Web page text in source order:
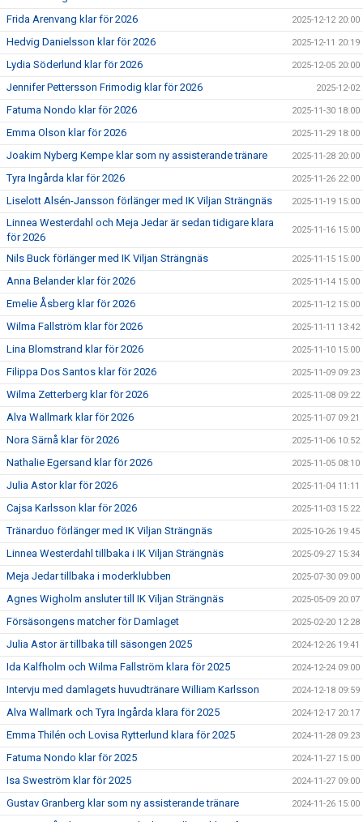
Frida Arenvang klar för 2026 2025-12-12 20:00
Hedvig Danielsson klar för 2026 2025-12-11 20:19
Lydia Söderlund klar för 2026 2025-12-05 20:00
Jennifer Pettersson Frimodig klar för 2026 2025-12-02
Fatuma Nondo klar för 2026 2025-11-30 18:00
Emma Olson klar för 2026 2025-11-29 18:00
Joakim Nyberg Kempe klar som ny assisterande tränare 2025-11-28 20:00
Tyra Ingårda klar för 2026 2025-11-26 22:00
Liselott Alsén-Jansson förlänger med IK Viljan Strängnäs 2025-11-19 15:00
Linnea Westerdahl och Meja Jedar är sedan tidigare klara
för 2026
2025-11-16 15:00
Nils Buck förlänger med IK Viljan Strängnäs 2025-11-15 15:00
Anna Belander klar för 2026 2025-11-14 15:00
Emelie Åsberg klar för 2026 2025-11-12 15:00
Wilma Fallström klar för 2026 2025-11-11 13:42
Lina Blomstrand klar för 2026 2025-11-10 15:00
Filippa Dos Santos klar för 2026 2025-11-09 09:23
Wilma Zetterberg klar för 2026 2025-11-08 09:22
Alva Wallmark klar för 2026 2025-11-07 09:21
Nora Särnå klar för 2026 2025-11-06 10:52
Nathalie Egersand klar för 2026 2025-11-05 08:10
Julia Astor klar för 2026 2025-11-04 11:11
Cajsa Karlsson klar för 2026 2025-11-03 15:22
Tränarduo förlänger med IK Viljan Strängnäs 2025-10-26 19:45
Linnea Westerdahl tillbaka i IK Viljan Strängnäs 2025-09-27 15:34
Meja Jedar tillbaka i moderklubben 2025-07-30 09:00
Agnes Wigholm ansluter till IK Viljan Strängnäs 2025-05-09 20:07
Försäsongens matcher för Damlaget 2025-02-20 12:28
Julia Astor är tillbaka till säsongen 2025 2024-12-26 19:41
Ida Kalfholm och Wilma Fallström klara för 2025 2024-12-24 09:00
Intervju med damlagets huvudtränare William Karlsson 2024-12-18 09:59
Alva Wallmark och Tyra Ingårda klara för 2025 2024-12-17 20:17
Emma Thilén och Lovisa Rytterlund klara för 2025 2024-11-28 09:23
Fatuma Nondo klar för 2025 2024-11-27 15:00
Isa Sweström klar för 2025 2024-11-27 09:00
Gustav Granberg klar som ny assisterande tränare 2024-11-26 15:00